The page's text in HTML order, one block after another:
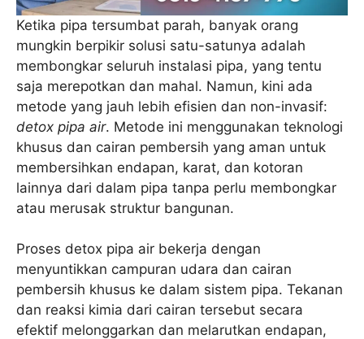
Ketika pipa tersumbat parah, banyak orang
mungkin berpikir solusi satu-satunya adalah
membongkar seluruh instalasi pipa, yang tentu
saja merepotkan dan mahal. Namun, kini ada
metode yang jauh lebih efisien dan non-invasif:
detox pipa air. Metode ini menggunakan teknologi
khusus dan cairan pembersih yang aman untuk
membersihkan endapan, karat, dan kotoran
lainnya dari dalam pipa tanpa perlu membongkar
atau merusak struktur bangunan.
Proses detox pipa air bekerja dengan
menyuntikkan campuran udara dan cairan
pembersih khusus ke dalam sistem pipa. Tekanan
dan reaksi kimia dari cairan tersebut secara
efektif melonggarkan dan melarutkan endapan,